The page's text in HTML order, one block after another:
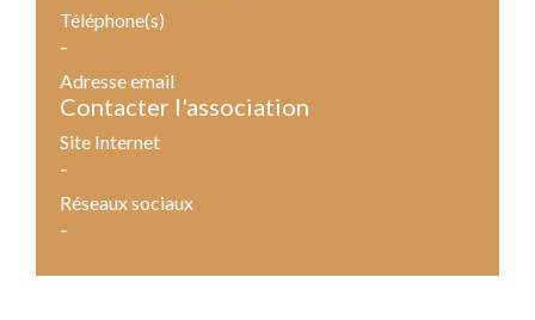
Téléphone(s)
-
Adresse email
Contacter l'association
Site Internet
-
Réseaux sociaux
-